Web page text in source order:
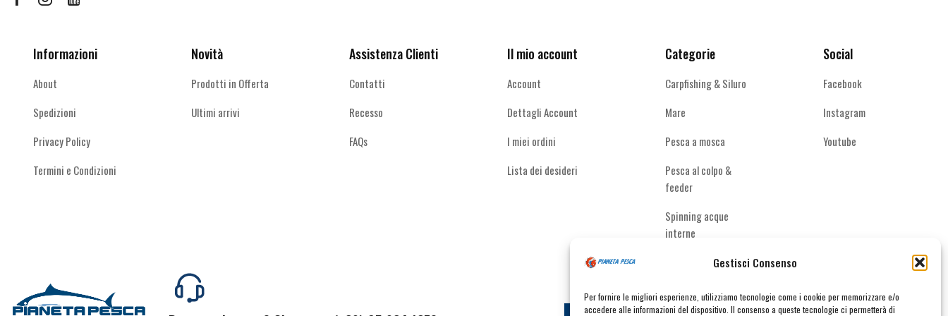
Gestisci Consenso
Per fornire le migliori esperienze, utilizziamo tecnologie come i cookie per memorizzare e/o
accedere alle informazioni del dispositivo. Il consenso a queste tecnologie ci permetterà di
Pinze, Forbici e Coltelli
Piombi scorrevoli
Starting Kit
Senza Categoria (14)
Spinning acque interne (721)
FacebookInstagramYoutube
Informazioni
About
Spedizioni
Privacy Policy
Termini e Condizioni
Novità
Prodotti in Offerta
Ultimi arrivi
Assistenza Clienti
Contatti
Recesso
FAQs
Il mio account
Account
Dettagli Account
I miei ordini
Lista dei desideri
Categorie
Carpfishing & Siluro
Mare
Pesca a mosca
Pesca al colpo &
feeder
Spinning acque
interne
Social
Facebook
Instagram
Youtube